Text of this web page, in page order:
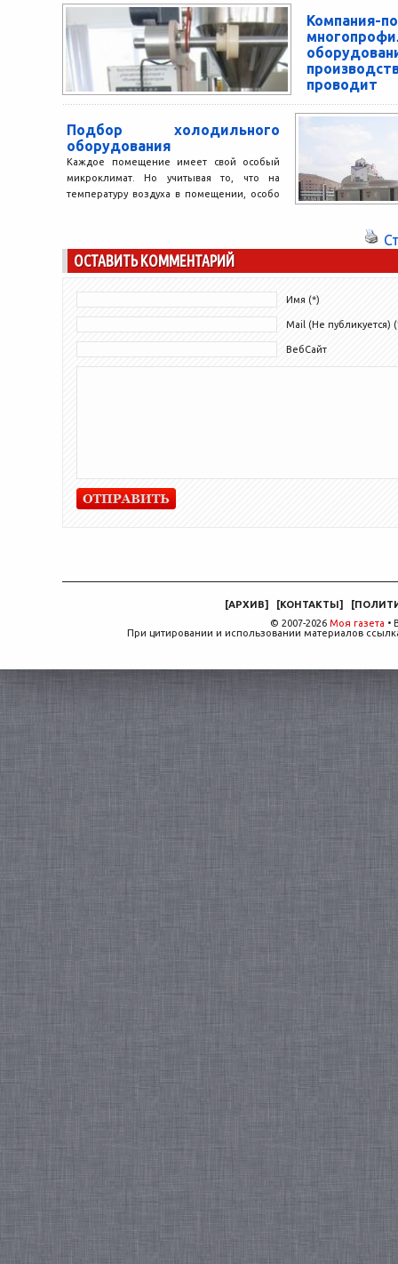
офисную мебель, которые...
Компания-
распродажу
Компания-
оборудование
уровне....
Подбор холодильного
оборудования
Каждое помещение имеет свой особый
микроклимат. Но учитывая то, что на
температуру воздуха в помещении, особо
ОСТАВИТЬ КОММЕНТАРИЙ
Имя (*)
Mail (Не публикуется)
ВебСайт
[АРХИВ] [КОНТАКТЫ] [
© 2007-2026 Моя газета •
При цитировании и использовании материалов